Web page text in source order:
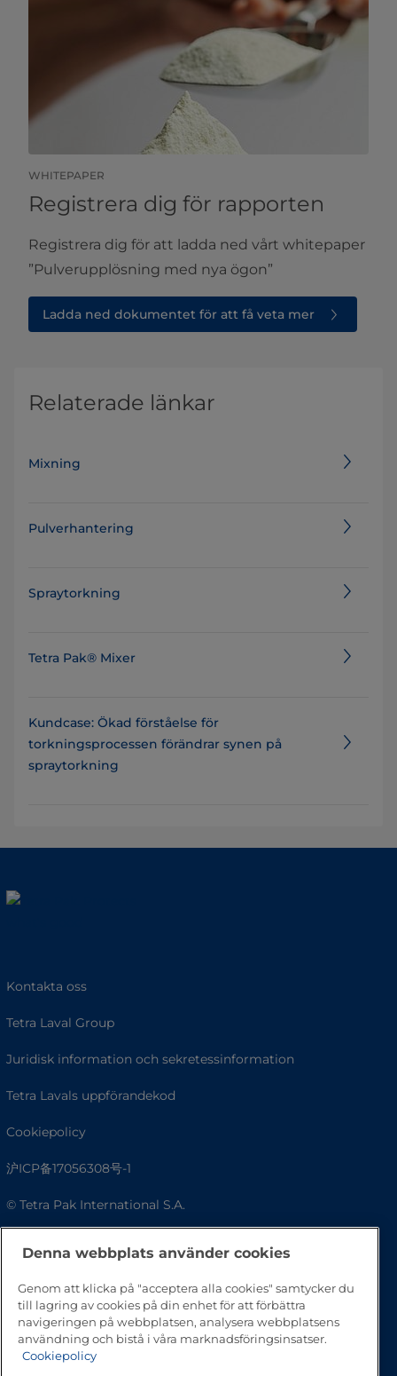
WHITEPAPER
Registrera dig för rapporten
Registrera dig för att ladda ned vårt whitepaper
”Pulverupplösning med nya ögon”
Ladda ned dokumentet för att få veta mer
Relaterade länkar
Mixning
Pulverhantering
Spraytorkning
Tetra Pak® Mixer
Kundcase: Ökad förståelse för
torkningsprocessen förändrar synen på
spraytorkning ​​
Kontakta oss
Tetra Laval Group
Juridisk information och sekretessinformation
Tetra Lavals uppförandekod
Cookiepolicy
沪ICP备17056308号-1
© Tetra Pak International S.A.
Denna webbplats använder cookies
Genom att klicka på "acceptera alla cookies" samtycker du
till lagring av cookies på din enhet för att förbättra
navigeringen på webbplatsen, analysera webbplatsens
användning och bistå i våra marknadsföringsinsatser.
Cookiepolicy